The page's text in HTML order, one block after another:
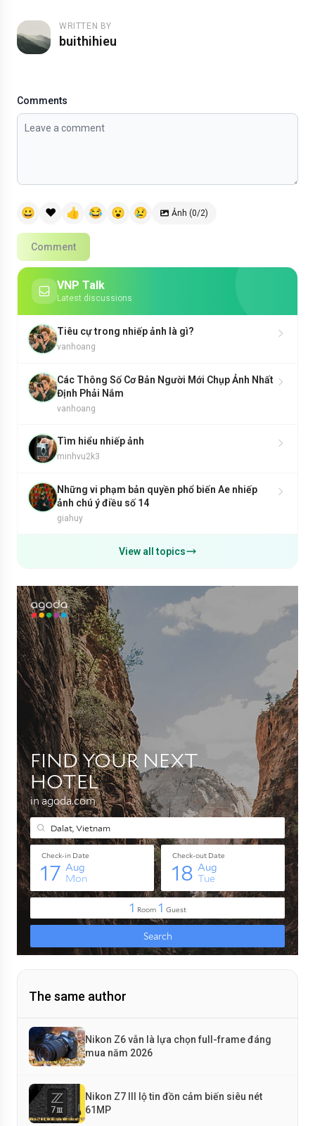
WRITTEN BY
buithihieu
Comments
😀 ❤️ 👍 😂 😮 😢 Ảnh (0/2)
Comment
VNP Talk
Latest discussions
Tiêu cự trong nhiếp ảnh là gì?
vanhoang
Các Thông Số Cơ Bản Người Mới Chụp Ảnh Nhất
Định Phải Nắm
vanhoang
Tìm hiểu nhiếp ảnh
minhvu2k3
Những vi phạm bản quyền phổ biến Ae nhiếp
ảnh chú ý điều số 14
giahuy
View all topics
The same author
Nikon Z6 vẫn là lựa chọn full-frame đáng
mua năm 2026
Nikon Z7 III lộ tin đồn cảm biến siêu nét
61MP